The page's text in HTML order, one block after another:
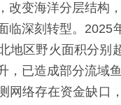
改变海洋分层结构
临深刻转型。2025
地区野火面积分别
，已造成部分流域
网络存在资金缺口